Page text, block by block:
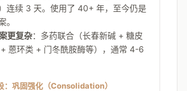
连续 3 天。使用了 40+ 年，至今仍是
。
更复杂：多药联合（长春新碱 + 糖皮
蒽环类 + 门冬酰胺酶等），通常 4-6
：巩固强化（Consolidation）